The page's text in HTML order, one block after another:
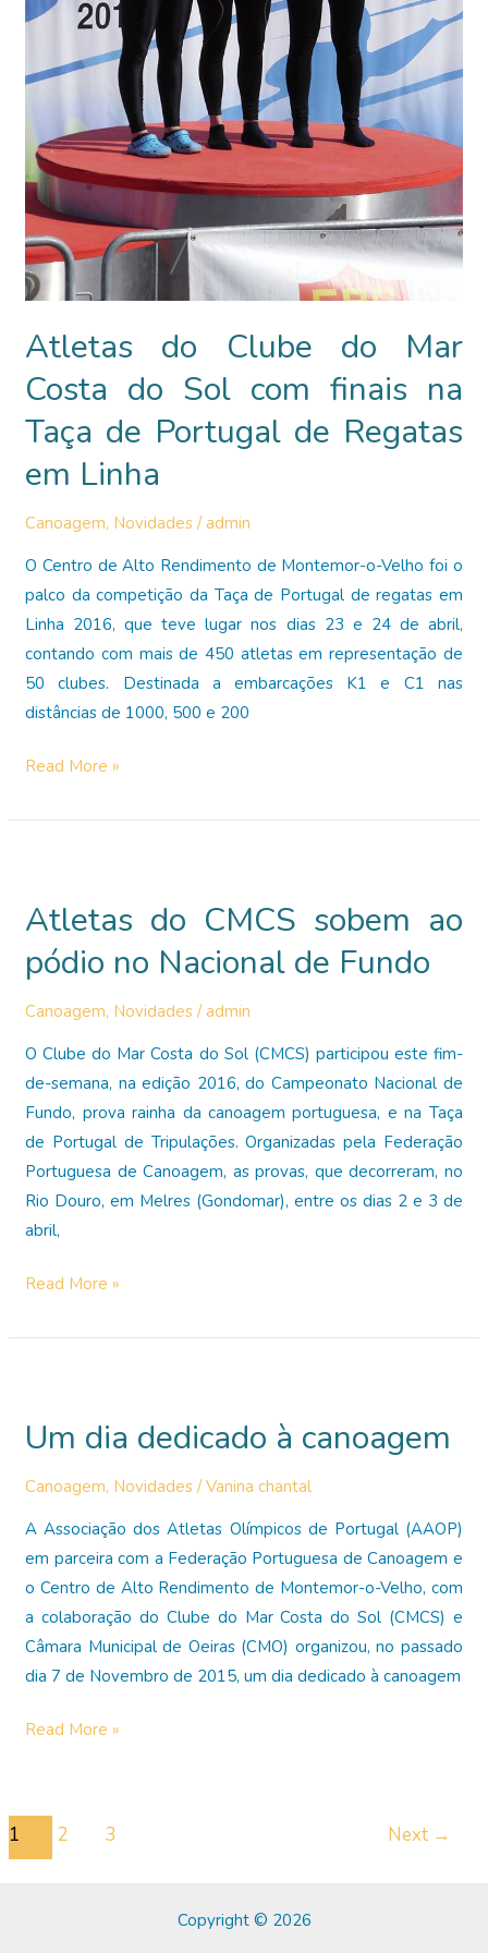
Atletas do Clube do Mar
Costa do Sol com finais na
Taça de Portugal de Regatas
em Linha
Canoagem, Novidades /admin
O Centro de Alto Rendimento de Montemor-o-Velho foi o
palco da competição da Taça de Portugal de regatas em
Linha 2016, que teve lugar nos dias 23 e 24 de abril,
contando com mais de 450 atletas em representação de
50 clubes. Destinada a embarcações K1 e C1 nas
distâncias de 1000, 500 e 200
Atletas
Clube
Costa
Sol
com
na
Taça
de
Portugal
de
Regatas
em
Read More »
Atletas do CMCS sobem ao
pódio no Nacional de Fundo
Canoagem, Novidades /admin
O Clube do Mar Costa do Sol (CMCS) participou este fim-
de-semana, na edição 2016, do Campeonato Nacional de
Fundo, prova rainha da canoagem portuguesa, e na Taça
de Portugal de Tripulações. Organizadas pela Federação
Portuguesa de Canoagem, as provas, que decorreram, no
Rio Douro, em Melres (Gondomar), entre os dias 2 e 3 de
abril,
Atletas
CMCS
pódio
Nacional
de
Read More »
Um dia dedicado à canoagem
Canoagem, Novidades /Vanina chantal
A Associação dos Atletas Olímpicos de Portugal (AAOP)
em parceira com a Federação Portuguesa de Canoagem e
o Centro de Alto Rendimento de Montemor-o-Velho, com
a colaboração do Clube do Mar Costa do Sol (CMCS) e
Câmara Municipal de Oeiras (CMO) organizou, no passado
dia 7 de Novembro de 2015, um dia dedicado à canoagem
Um
à
canoagem
Read More »
Post
pagination
1 2 3 Next →
Copyright © 2026